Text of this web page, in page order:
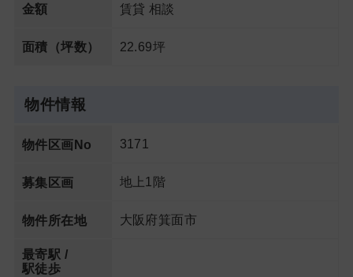
金額 賃貸 相談
面積（坪数） 22.69坪
物件情報
物件区画No 3171
募集区画 地上1階
物件所在地 大阪府箕面市
最寄駅 /
駅徒歩